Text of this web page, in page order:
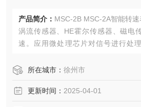
产品简介： MSC-2B MSC-2A智能转
涡流传感器、HE霍尔传感器、磁电
速。应用微处理芯片对信号进行处
平，转速突然飞升是zui危险的情况之
临界转速，都是极其重要的，主要适
所在城市： 徐州市
更新时间： 2025-04-01